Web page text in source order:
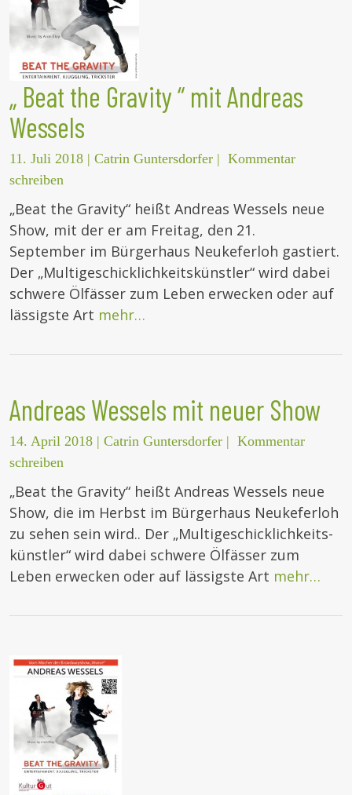
„ Beat the Gravity “ mit Andreas
Wessels
11. Juli 2018 | Catrin Guntersdorfer | Kommentar
schreiben
„Beat the Gravity“ heißt Andreas Wessels neue
Show, mit der er am Freitag, den 21.
September im Bürgerhaus Neukeferloh gastiert.
Der „Multigeschicklichkeitskünstler“ wird dabei
schwere Ölfässer zum Leben erwecken oder auf
lässigste Art mehr…
Andreas Wessels mit neuer Show
14. April 2018 | Catrin Guntersdorfer | Kommentar
schreiben
„Beat the Gravity“ heißt Andreas Wessels neue
Show, die im Herbst im Bürgerhaus Neukeferloh
zu sehen sein wird.. Der „Multigeschicklichkeits-
künstler“ wird dabei schwere Ölfässer zum
Leben erwecken oder auf lässigste Art mehr…